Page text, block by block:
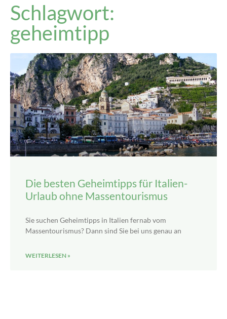
Schlagwort:
geheimtipp
Die besten Geheimtipps für Italien-
Urlaub ohne Massentourismus
Sie suchen Geheimtipps in Italien fernab vom
Massentourismus? Dann sind Sie bei uns genau an
WEITERLESEN »